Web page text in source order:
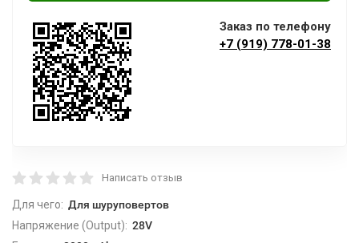
Заказ по телефону
+7 (919) 778-01-38
Написать отзыв
Для чего: Для шуруповертов
Напряжение (Output): 28V